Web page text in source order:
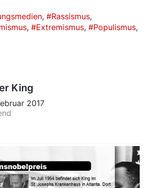
Rassismus
Extremismus
Populismus
King
2017